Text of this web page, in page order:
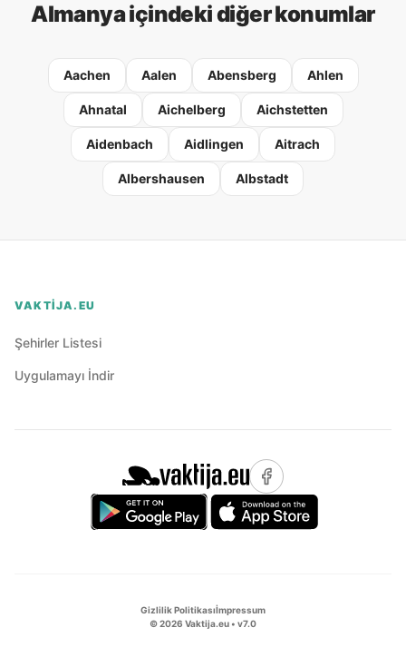
Almanya içindeki diğer konumlar
Aachen Aalen Abensberg Ahlen
Ahnatal Aichelberg Aichstetten
Aidenbach Aidlingen Aitrach
Albershausen Albstadt
VAKTIJA.EU
Şehirler Listesi
Uygulamayı İndir
Gizlilik Politikasıİmpressum
©2026 Vaktija.eu • v7.0